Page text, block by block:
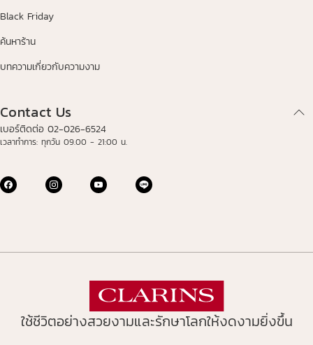
Black Friday
ค้นหาร้าน
บทความเกี่ยวกับความงาม
Contact Us
เบอร์ติดต่อ 02-026-6524
เวลาทำการ: ทุกวัน 09.00 - 21:00 น.
ใช้ชีวิตอย่างสวยงามและรักษาโลกให้งดงามยิ่งขึ้น